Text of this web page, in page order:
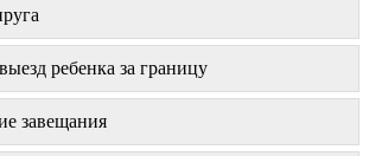
ребенка за границу
завещания